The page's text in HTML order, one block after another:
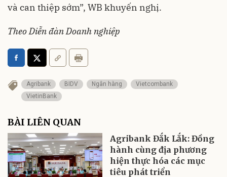
và can thiệp sớm”, WB khuyến nghị.
Theo Diễn đàn Doanh nghiệp
Agribank BIDV Ngân hàng
Vietcombank
VietinBank
BÀI LIÊN QUAN
Agribank Đắk Lắk: Đồng
hành cùng địa phương
hiện thực hóa các mục
tiêu phát triển